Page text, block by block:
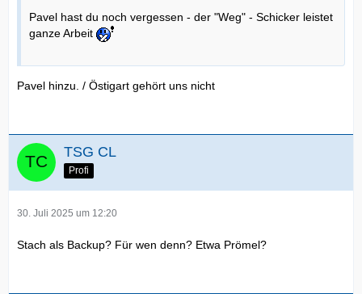
Pavel hast du noch vergessen - der "Weg" - Schicker leistet
ganze Arbeit
Pavel hinzu. / Östigart gehört uns nicht
TSG CL
Profi
30. Juli 2025 um 12:20
Stach als Backup? Für wen denn? Etwa Prömel?